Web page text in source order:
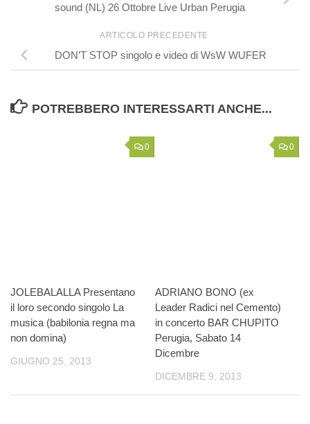
sound (NL) 26 Ottobre Live Urban Perugia
ARTICOLO PRECEDENTE
DON’T STOP singolo e video di WsW WUFER
POTREBBERO INTERESSARTI ANCHE...
0
JOLEBALALLA Presentano
il loro secondo singolo La
musica (babilonia regna ma
non domina)
GIUGNO 25, 2013
0
ADRIANO BONO (ex
Leader Radici nel Cemento)
in concerto BAR CHUPITO
Perugia, Sabato 14
Dicembre
DICEMBRE 9, 2013